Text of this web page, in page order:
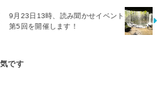
9月23日13時、読み聞かせイベント
第5回を開催します！